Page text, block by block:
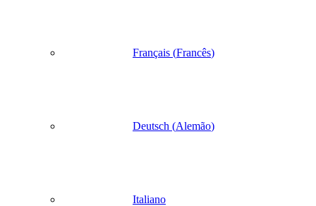
Français (Francês)
Deutsch (Alemão)
Italiano